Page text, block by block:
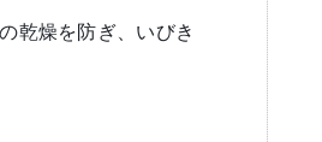
乾燥を防ぎ、いびき